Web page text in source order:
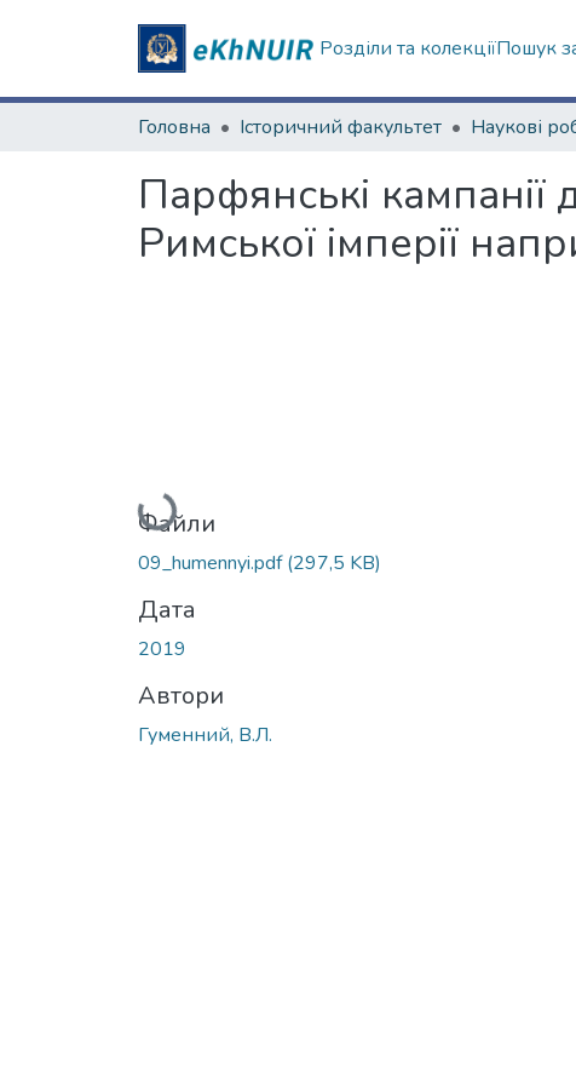
Розділи та колекціїПошук
Головна Історичний факультет
Парфянські кампанії
Римської імперії
Вантажиться...
Файли
09_humennyi.pdf(297,5 KB)
Дата
2019
Автори
Гуменний, В.Л.